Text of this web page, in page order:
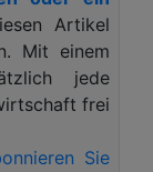
Zugriff
auch
Bedienung
Laptop oder
vom Amt
Artikel
Mit einem
jede
frei
Sie